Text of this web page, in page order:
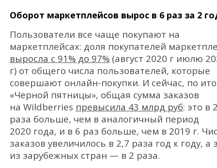
Оборот маркетплейсов вырос в 6 раз за 2
Пользователи все чаще покупают на
маркетплейсах: доля покупателей
выросла с 91% до 97% (август 2020 г июлю
г) от общего числа пользователей, которые
совершают онлайн-покупки. И сейчас, по
«Черной пятницы», общая сумма заказов
на Wildberries превысила 43 млрд руб: это в
раза больше, чем в аналогичный период
2020 года, и в 6 раз больше, чем в 2019 г.
заказов увеличилось в 2,7 раза год к году, а
из зарубежных стран — в 2 раза.